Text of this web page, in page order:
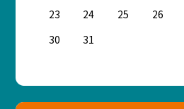
23
24 25 26
30
31